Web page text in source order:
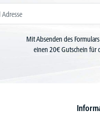
Mit Absenden des
einen 20€ Gutschein für